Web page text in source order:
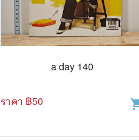
a day 140
ราคา ฿50